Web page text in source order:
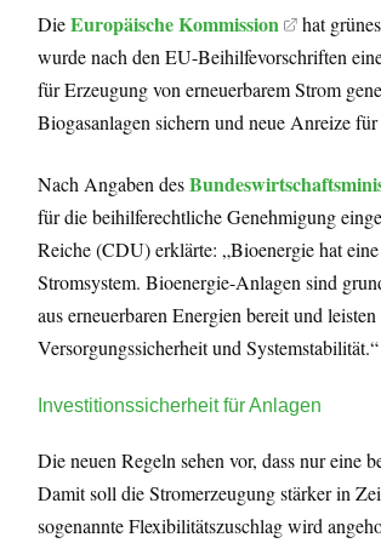
DieEuropäische Kommission
hat
wurde nach den EU-Beihilfevorschriften
für Erzeugung von erneuerbarem Strom
Biogasanlagen sichern und neue Anreize
Nach Angaben des
für die beihilferechtliche Genehmigung
Reiche (CDU) erklärte: „Bioenergie hat
Stromsystem. Bioenergie-Anlagen sind
aus erneuerbaren Energien bereit und
Versorgungssicherheit und Systemstabilität.“
Investitionssicherheit für Anlagen
Die neuen Regeln sehen vor, dass nur eine
Damit soll die Stromerzeugung stärker in
sogenannte Flexibilitätszuschlag wird